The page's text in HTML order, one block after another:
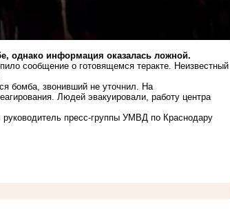
однако информация оказалась ложной.
сообщение о готовящемся теракте. Неизвестный
бомба, звонивший не уточнил. На
Людей эвакуировали, работу центра
пресс-группы УМВД по Краснодару